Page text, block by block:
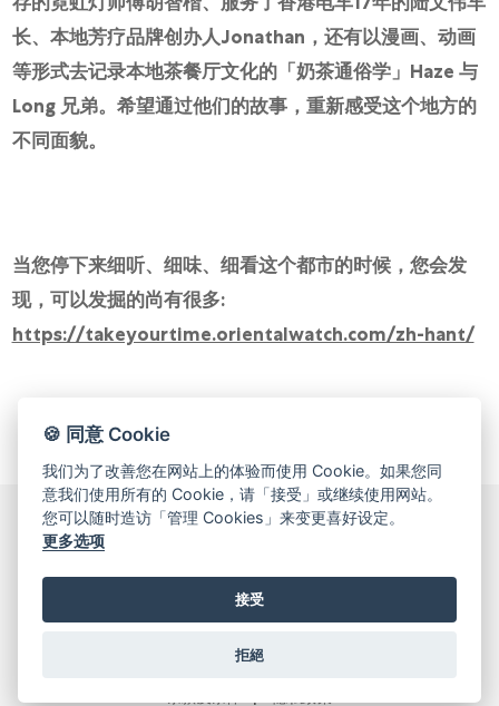
长、本地芳疗品牌创办人Jonathan，还有以漫画、动画
等形式去记录本地茶餐厅文化的「奶茶通俗学」Haze 与
Long 兄弟。希望通过他们的故事，重新感受这个地方的
不同面貌。
当您停下来细听、细味、细看这个都市的时候，您会发
现，可以发掘的尚有很多:
https://takeyourtime.orientalwatch.com/zh-hant/
© 2026 Oriental Watch Company Limited.
贵金属及宝石B类注册交易商(注册号码：B-B-23-12-03776)
🍪 同意 Cookie
我们为了改善您在网站上的体验而使用 Cookie。如果您同
意我们使用所有的 Cookie，请「接受」或继续使用网站。
您可以随时造访「管理 Cookies」来变更喜好设定。
更多选项
接受
拒絕